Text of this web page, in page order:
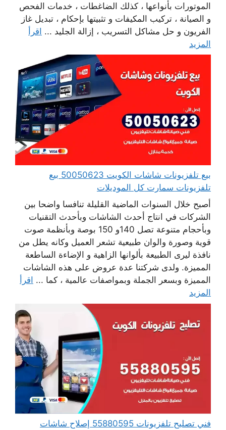
الموتورات بأنواعها ، كذلك الضاغطات ، خدمات الفحص
و الصيانة ، تركيب المكيفات و تثبيتها بإحكام ، تبديل غاز
الفريون و حل مشاكل التسريب ، إزالة الجليد ... اقرأ
المزيد
بيع تلفزيونات شاشات الكويت 50050623 بيع
تلفزيونات سمارت كل الموديلات
أصبح خلال السنوات الماضية القليلة تنافسا واضحا بين
الشركات في انتاج أحدث الشاشات وبأحدث التقنيات
وبأحجام متنوعة تصل 140و 150 بوصة وبأنظمة صوت
قوية وصورة والوان طبيعية تشعر العميل وكانه يطل من
نافذة ليرى الطبيعة بألوانها الزاهية و الإضاءة الساطعة
المميزة. ولدى شركتنا عدة عروض على هذه الشاشات
المميزة وبسعر الجملة وبمواصفات عالمية ، كما ... اقرأ
المزيد
فني تصليح تلفزيونات 55880595 إصلاح شاشات